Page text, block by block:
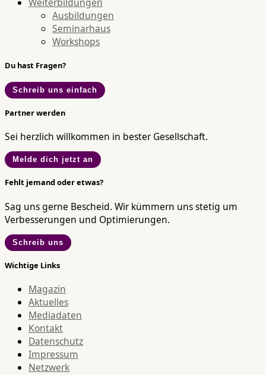
Ausbildungen
Seminarhaus
Workshops
Du hast Fragen?
Schreib uns einfach
Partner werden
Sei herzlich willkommen in bester Gesellschaft.
Melde dich jetzt an
Fehlt jemand oder etwas?
Sag uns gerne Bescheid. Wir kümmern uns stetig um
Verbesserungen und Optimierungen.
Schreib uns
Wichtige Links
Magazin
Aktuelles
Mediadaten
Kontakt
Datenschutz
Impressum
Netzwerk